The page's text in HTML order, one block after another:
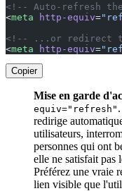
<!-- Auto-refresh the
<meta http-equiv=
<!-- ...or redirect to
<meta http-equiv=
Copier
Mise en garde
equiv="refresh"
redirige
utilisateurs,
personnes qui ont
elle ne satisfait pas
Préférez une vraie
lien visible que